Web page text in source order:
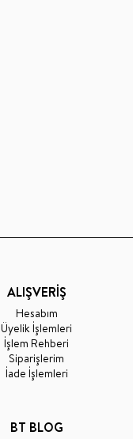
ALIŞVERİŞ
Hesabım
Üyelik İşlemleri
İşlem Rehberi
Siparişlerim
İade İşlemleri
BT BLOG